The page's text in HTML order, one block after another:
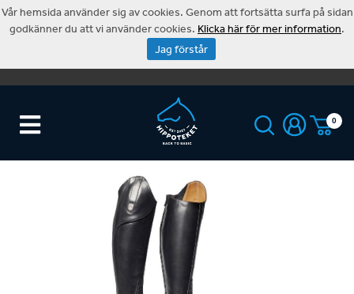
0
Vår hemsida använder sig av cookies. Genom att fortsätta surfa på sidan
godkänner du att vi använder cookies. Klicka här för mer information.
Jag förstår